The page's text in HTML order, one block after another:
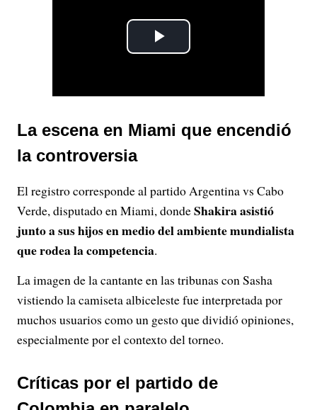
P
i
e
o
La escena en Miami que encendió
la controversia
El registro corresponde al partido Argentina vs Cabo
Verde, disputado en Miami, dondeShakira asistió
junto a sus hijos en medio del ambiente mundialista
que rodea la competencia.
La imagen de la cantante en las tribunas con Sasha
vistiendo la camiseta albiceleste fue interpretada por
muchos usuarios como un gesto que dividió opiniones,
especialmente por el contexto del torneo.
Críticas por el partido de